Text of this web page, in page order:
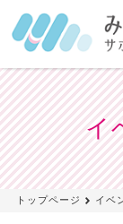
イ
トップページ イベ